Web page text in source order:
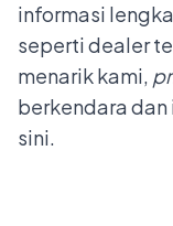
informasi
seperti dealer
menarik kami,
berkendara
sini.